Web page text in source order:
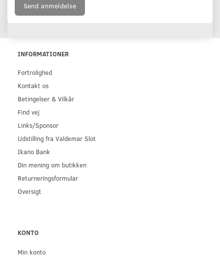
Send anmeldelse
INFORMATIONER
Fortrolighed
Kontakt os
Betingelser & Vilkår
Find vej
Links/Sponsor
Udstilling fra Valdemar Slot
Ikano Bank
Din mening om butikken
Returneringsformular
Oversigt
KONTO
Min konto